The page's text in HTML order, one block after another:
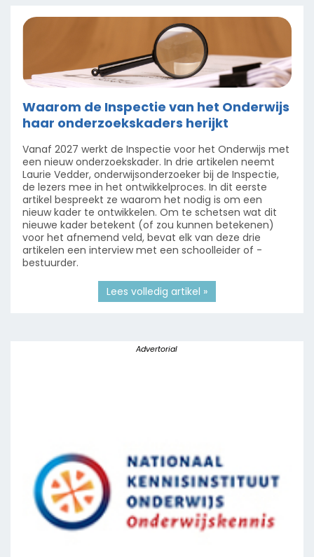
Waarom de Inspectie van het Onderwijs
haar onderzoekskaders herijkt
Vanaf 2027 werkt de Inspectie voor het Onderwijs met
een nieuw onderzoekskader. In drie artikelen neemt
Laurie Vedder, onderwijsonderzoeker bij de Inspectie,
de lezers mee in het ontwikkelproces. In dit eerste
artikel bespreekt ze waarom het nodig is om een
nieuw kader te ontwikkelen. Om te schetsen wat dit
nieuwe kader betekent (of zou kunnen betekenen)
voor het afnemend veld, bevat elk van deze drie
artikelen een interview met een schoolleider of -
bestuurder.
Lees volledig artikel »
Advertorial